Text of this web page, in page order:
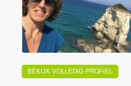
BEKIJK VOLLEDIG PROFIEL